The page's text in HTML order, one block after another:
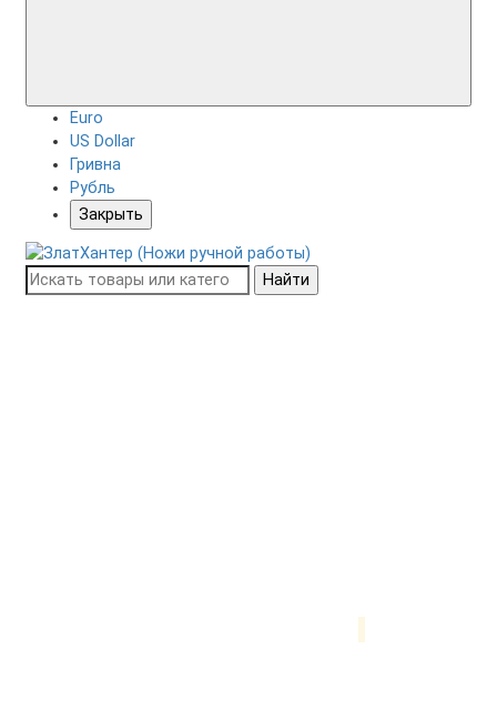
Euro
US Dollar
Гривна
Рубль
Закрыть
Найти